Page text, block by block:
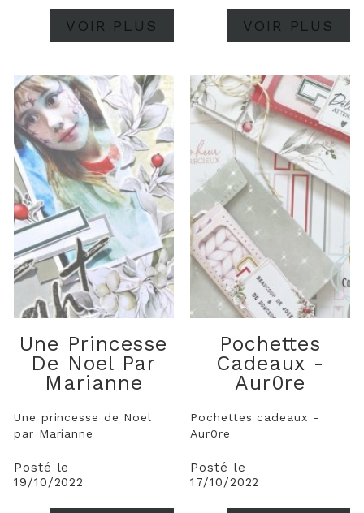
on aime être organisé !!!
Alors pour ce mettre
dans le...
VOIR PLUS VOIR PLUS
Une Princesse
De Noel Par
Marianne
Une princesse de Noel
par Marianne
Posté le
19/10/2022
Pochettes
Cadeaux -
Aur0re
Pochettes cadeaux -
Aur0re
Posté le
17/10/2022